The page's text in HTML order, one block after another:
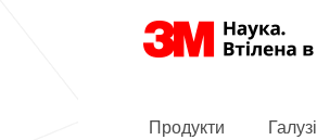
Продукти Галузі